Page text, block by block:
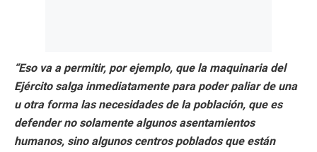
“Eso va a permitir, por ejemplo, que la maquinaria del
Ejército salga inmediatamente para poder paliar de una
u otra forma las necesidades de la población, que es
defender no solamente algunos asentamientos
humanos, sino algunos centros poblados que están